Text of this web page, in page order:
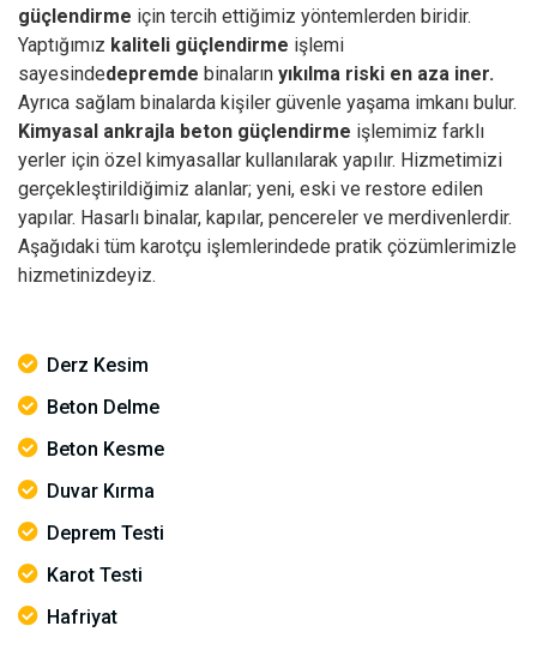
güçlendirme için tercih ettiğimiz yöntemlerden biridir.
Yaptığımız kaliteli güçlendirme işlemi
sayesindedepremde binaların yıkılma riski en aza iner.
Ayrıca sağlam binalarda kişiler güvenle yaşama imkanı bulur.
Kimyasal ankrajla beton güçlendirme işlemimiz farklı
yerler için özel kimyasallar kullanılarak yapılır. Hizmetimizi
gerçekleştirildiğimiz alanlar; yeni, eski ve restore edilen
yapılar. Hasarlı binalar, kapılar, pencereler ve merdivenlerdir.
Aşağıdaki tüm karotçu işlemlerindede pratik çözümlerimizle
hizmetinizdeyiz.
Derz Kesim
Beton Delme
Beton Kesme
Duvar Kırma
Deprem Testi
Karot Testi
Hafriyat